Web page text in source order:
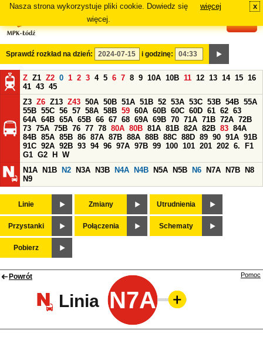
Nasza strona wykorzystuje pliki cookie. Dowiedz się
więcej.
więcej x
Sprawdź rozkład na dzień: i godzinę:
Z Z1 Z2 0 1 2 3 4 5 6 7 8 9 10A 10B 11 12 13 14 15 16
41 43 45
Z3 Z6 Z13 Z43 50A 50B 51A 51B 52 53A 53C 53B 54B 55A
55B 55C 56 57 58A 58B 59 60A 60B 60C 60D 61 62 63
64A 64B 65A 65B 66 67 68 69A 69B 70 71A 71B 72A 72B
73 75A 75B 76 77 78 80A 80B 81A 81B 82A 82B 83 84A
84B 85A 85B 86 87A 87B 88A 88B 88C 88D 89 90 91A 91B
91C 92A 92B 93 94 96 97A 97B 99 100 101 201 202 6.
F1
G1 G2 H
W
N1A
N1B N2 N3A N3B N4A N4B N5A N5B N6 N7A N7B
N8
N9
Linie Zmiany Utrudnienia
Przystanki Połączenia Schematy
Pobierz
Powrót
Linia N7A
Pomoc